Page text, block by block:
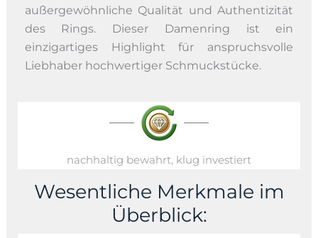
außergewöhnliche Qualität und Authentizität
des Rings. Dieser Damenring ist ein
einzigartiges Highlight für anspruchsvolle
Liebhaber hochwertiger Schmuckstücke.
nachhaltig bewahrt, klug investiert
Wesentliche Merkmale im
Überblick: